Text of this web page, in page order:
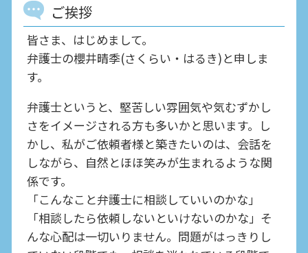
ご挨拶
皆さま、はじめまして。
弁護士の櫻井晴季(さくらい・はるき)と申しま
す。
弁護士というと、堅苦しい雰囲気や気むずかし
さをイメージされる方も多いかと思います。し
かし、私がご依頼者様と築きたいのは、会話を
しながら、自然とほほ笑みが生まれるような関
係です。
「こんなこと弁護士に相談していいのかな」
「相談したら依頼しないといけないのかな」そ
んな心配は一切いりません。問題がはっきりし